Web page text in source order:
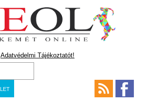
Adatvédelmi Tájékoztatót!